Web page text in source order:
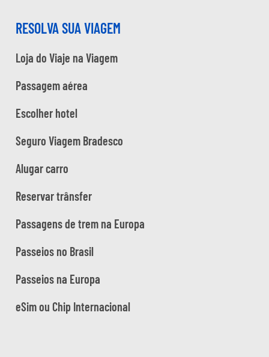
RESOLVA SUA VIAGEM
Loja do Viaje na Viagem
Passagem aérea
Escolher hotel
Seguro Viagem Bradesco
Alugar carro
Reservar trânsfer
Passagens de trem na Europa
Passeios no Brasil
Passeios na Europa
eSim ou Chip Internacional